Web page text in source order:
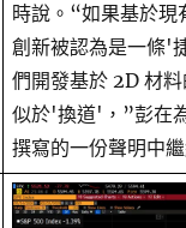
時說。“如果基於現
創新被認為是一條'
們開發基於 2D 材
似於'換道'，”彭在
撰寫的一份聲明中